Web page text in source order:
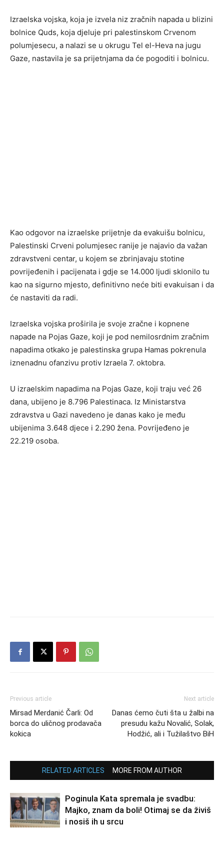
Izraelska vojska, koja je izvela niz zračnih napada u blizini
bolnice Quds, koja djeluje pri palestinskom Crvenom
polumjesecu, a nalazi se u okrugu Tel el-Heva na jugu
Gaze, nastavila je sa prijetnjama da će pogoditi i bolnicu.
Kao odgovor na izraelske prijetnje da evakuišu bolnicu,
Palestinski Crveni polumjesec ranije je najavio da važan
zdravstveni centar, u kojem se zbrinjavaju stotine
povrijeđenih i pacijenata i gdje se 14.000 ljudi sklonilo tu
kao na sigurno mjesto, definitivno neće biti evakuisan i da
će nastaviti da radi.
Izraelska vojska proširila je svoje zračne i kopnene
napade na Pojas Gaze, koji je pod nemilosrdnim zračnim
napadima otkako je palestinska grupa Hamas pokrenula
iznenadnu ofanzivu protiv Izraela 7. oktobra.
U izraelskim napadima na Pojas Gaze, koji traju već 26
dana, ubijeno je 8.796 Palestinaca. Iz Ministarstva
zdravstva u Gazi navedeno je danas kako je među
ubijenima 3.648 djece i 2.290 žena. Povrijeđeno je
22.219 osoba.​​​​​​​
Previous article
Mirsad Merdanić Čarli: Od
borca do uličnog prodavača
kokica
Next article
Danas ćemo čuti šta u žalbi na
presudu kažu Novalić, Solak,
Hodžić, ali i Tužilaštvo BiH
RELATED ARTICLES MORE FROM AUTHOR
Poginula Kata spremala je svadbu:
Majko, znam da boli! Otimaj se da živiš
i nosiš ih u srcu